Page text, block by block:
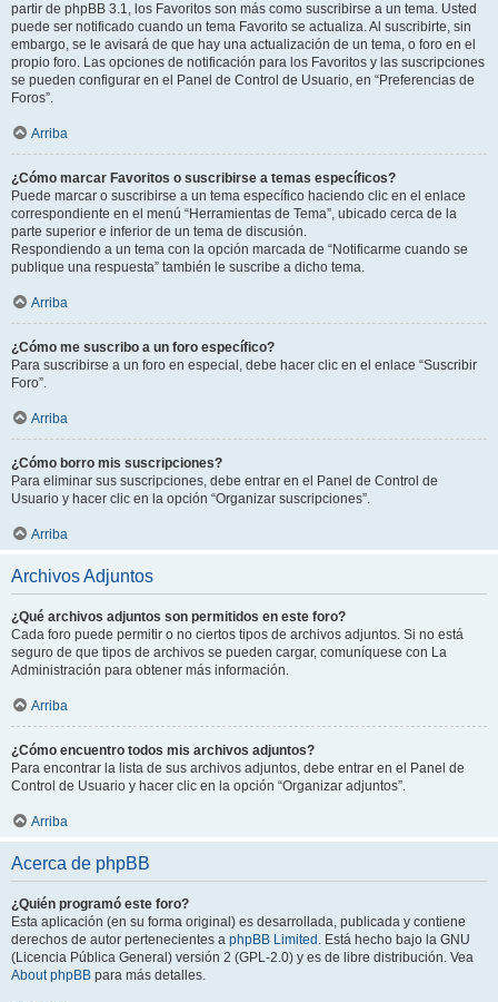
partir de phpBB 3.1, los Favoritos son más como suscribirse a un tema. Usted
puede ser notificado cuando un tema Favorito se actualiza. Al suscribirte, sin
embargo, se le avisará de que hay una actualización de un tema, o foro en el
propio foro. Las opciones de notificación para los Favoritos y las suscripciones
se pueden configurar en el Panel de Control de Usuario, en “Preferencias de
Foros”.
Arriba
¿Cómo marcar Favoritos o suscribirse a temas específicos?
Puede marcar o suscribirse a un tema específico haciendo clic en el enlace
correspondiente en el menú “Herramientas de Tema”, ubicado cerca de la
parte superior e inferior de un tema de discusión.
Respondiendo a un tema con la opción marcada de “Notificarme cuando se
publique una respuesta” también le suscribe a dicho tema.
Arriba
¿Cómo me suscribo a un foro específico?
Para suscribirse a un foro en especial, debe hacer clic en el enlace “Suscribir
Foro”.
Arriba
¿Cómo borro mis suscripciones?
Para eliminar sus suscripciones, debe entrar en el Panel de Control de
Usuario y hacer clic en la opción “Organizar suscripciones”.
Arriba
Archivos Adjuntos
¿Qué archivos adjuntos son permitidos en este foro?
Cada foro puede permitir o no ciertos tipos de archivos adjuntos. Si no está
seguro de que tipos de archivos se pueden cargar, comuníquese con La
Administración para obtener más información.
Arriba
¿Cómo encuentro todos mis archivos adjuntos?
Para encontrar la lista de sus archivos adjuntos, debe entrar en el Panel de
Control de Usuario y hacer clic en la opción “Organizar adjuntos”.
Arriba
Acerca de phpBB
¿Quién programó este foro?
Esta aplicación (en su forma original) es desarrollada, publicada y contiene
derechos de autor pertenecientes a phpBB Limited . Está hecho bajo la GNU
(Licencia Pública General) versión 2 (GPL-2.0) y es de libre distribución. Vea
About phpBB para más detalles.